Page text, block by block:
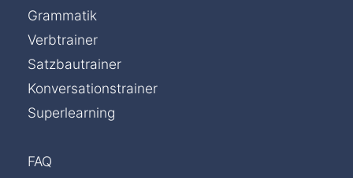
Grammatik
Verbtrainer
Satzbautrainer
Konversationstrainer
Superlearning
FAQ